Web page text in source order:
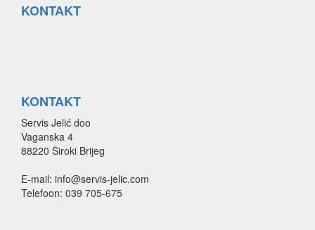
KONTAKT
KONTAKT
Servis Jelić doo
Vaganska 4
88220 Široki Brijeg
E-mail: info@servis-jelic.com
Telefoon: 039 705-675